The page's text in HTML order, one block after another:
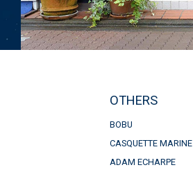
OTHERS
BOBU
CASQUETTE MARINE
ADAM ECHARPE